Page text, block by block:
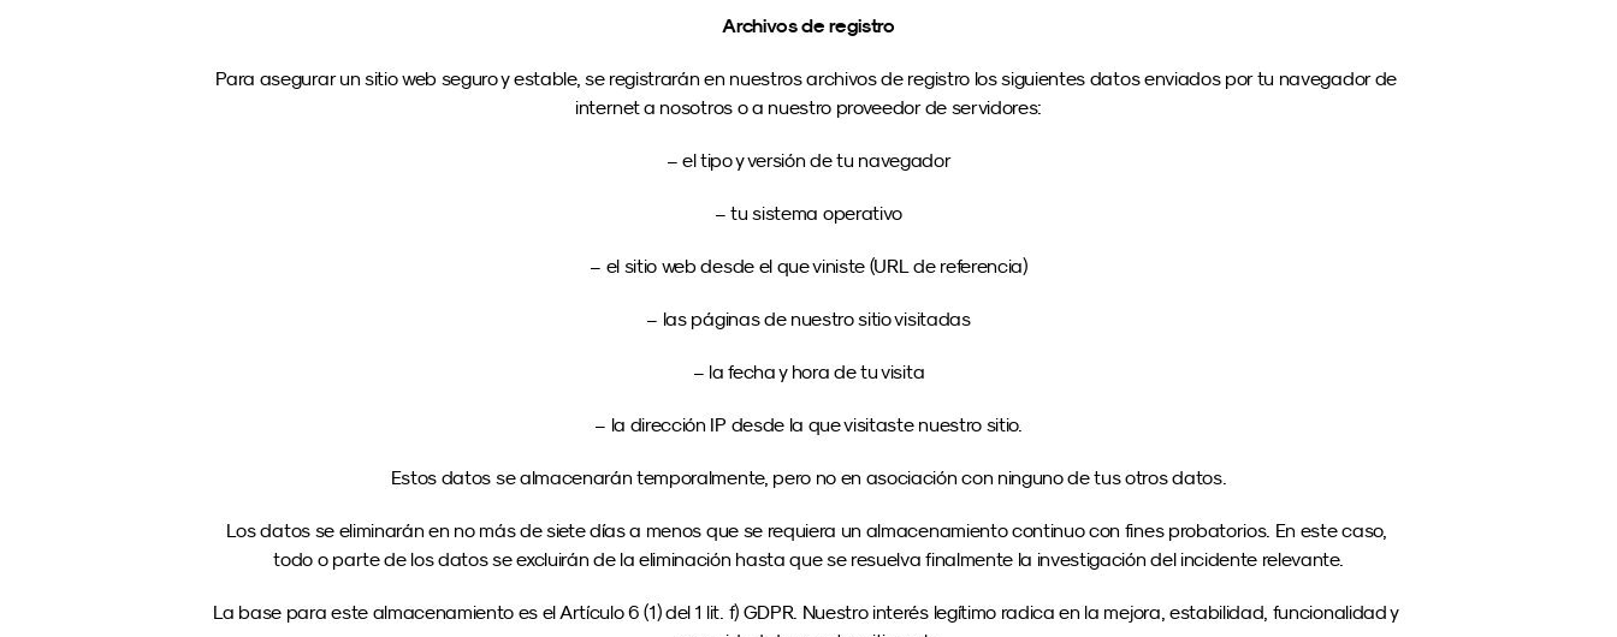
Archivos de registro
Para asegurar un sitio web seguro y estable, se registrarán en nuestros archivos de registro los siguientes datos enviados por tu navegador de
internet a nosotros o a nuestro proveedor de servidores:
– el tipo y versión de tu navegador
– tu sistema operativo
– el sitio web desde el que viniste (URL de referencia)
– las páginas de nuestro sitio visitadas
– la fecha y hora de tu visita
– la dirección IP desde la que visitaste nuestro sitio.
Estos datos se almacenarán temporalmente, pero no en asociación con ninguno de tus otros datos.
Los datos se eliminarán en no más de siete días a menos que se requiera un almacenamiento continuo con fines probatorios. En este caso,
todo o parte de los datos se excluirán de la eliminación hasta que se resuelva finalmente la investigación del incidente relevante.
La base para este almacenamiento es el Artículo 6 (1) del 1 lit. f) GDPR. Nuestro interés legítimo radica en la mejora, estabilidad, funcionalidad y